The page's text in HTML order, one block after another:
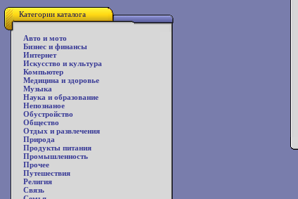
Категории каталога
Авто и мото
Бизнес и финансы
Интернет
Искусство и культура
Компьютер
Медицина и здоровье
Музыка
Наука и образование
Непознаное
Обустройство
Общество
Отдых и развлечения
Природа
Продукты питания
Промышленность
Прочее
Путешествия
Религия
Связь